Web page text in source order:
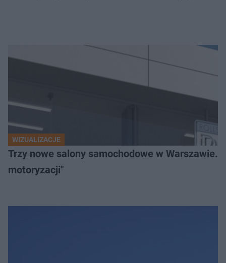
WIZUALIZACJE
Trzy nowe salony samochodowe w
motoryzacji"